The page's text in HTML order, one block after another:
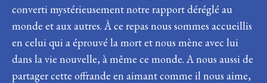
converti mystérieusement notre rapport déréglé au
monde et aux autres. À ce repas nous sommes accueillis
en celui qui a éprouvé la mort et nous mène avec lui
dans la vie nouvelle, à même ce monde. A nous aussi de
partager cette offrande en aimant comme il nous aime,